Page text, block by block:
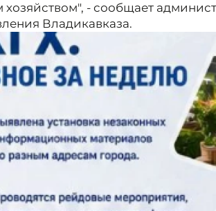
хозяйством", - сообщает
Владикавказа.